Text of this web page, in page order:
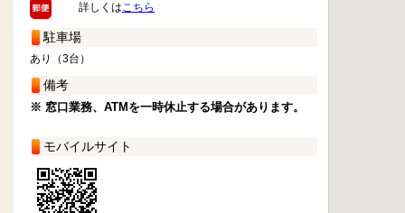
詳しくはこちら
駐車場
あり（3台）
備考
※ 窓口業務、ATMを一時休止する場合があります。
モバイルサイト